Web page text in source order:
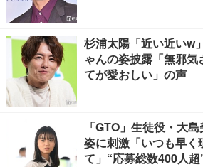
杉浦太陽「近い近いw
ゃんの姿披露「無邪
てが愛おしい」の声
「GTO」生徒役・大
姿に刺激「いつも早く
て」“応募総数400人